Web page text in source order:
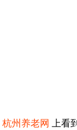
杭州养老网 上看